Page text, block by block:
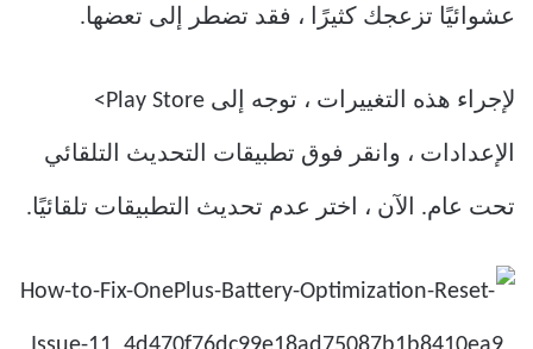
عشوائيًا تزعجك كثيرًا ، فقد تضطر إلى تعضها.
لإجراء هذه التغييرات ، توجه إلى Play Store>
الإعدادات ، وانقر فوق تطبيقات التحديث التلقائي
تحت عام. الآن ، اختر عدم تحديث التطبيقات تلقائيًا.